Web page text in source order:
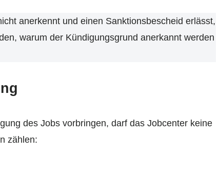
anerkennt und einen Sanktionsbescheid erlässt,
warum der Kündigungsgrund anerkannt werden
des Jobs vorbringen, darf das Jobcenter keine
zählen: